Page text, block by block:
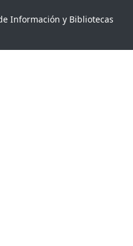
Información y Bibliotecas